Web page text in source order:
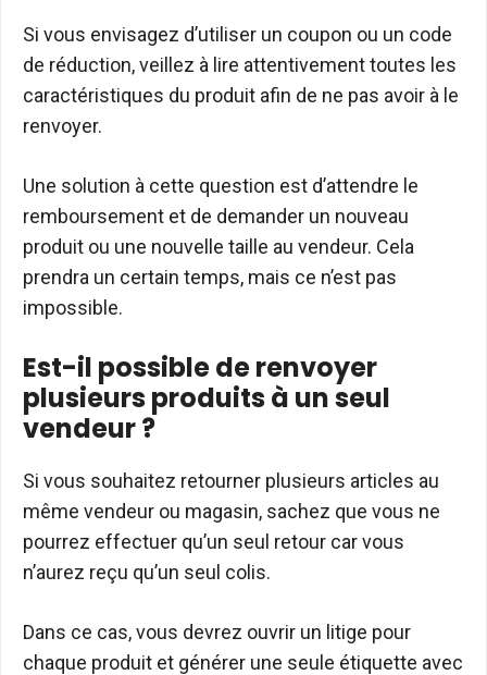
Si vous envisagez d’utiliser un coupon ou un code
de réduction, veillez à lire attentivement toutes les
caractéristiques du produit afin de ne pas avoir à le
renvoyer.
Une solution à cette question est d’attendre le
remboursement et de demander un nouveau
produit ou une nouvelle taille au vendeur. Cela
prendra un certain temps, mais ce n’est pas
impossible.
Est-il possible de renvoyer
plusieurs produits à un seul
vendeur ?
Si vous souhaitez retourner plusieurs articles au
même vendeur ou magasin, sachez que vous ne
pourrez effectuer qu’un seul retour car vous
n’aurez reçu qu’un seul colis.
Dans ce cas, vous devrez ouvrir un litige pour
chaque produit et générer une seule étiquette avec